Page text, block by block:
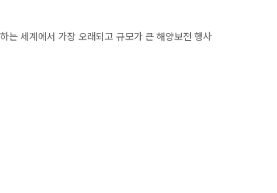
는 세계에서 가장 오래되고 규모가 큰 해양보전 행사